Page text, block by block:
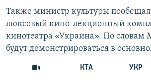
КТА УКР
Также министр культуры
люксовый кино-лекционный
кинотеатра «Украина». По словам
будут демонстрироваться в
«Постараемся максимально